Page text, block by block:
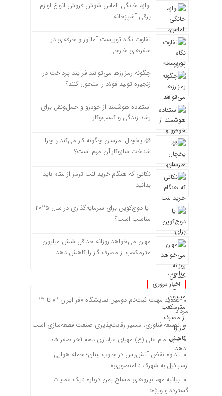
لوازم خانگی الماس شوش فروش انواع لوازم
برقی آشپزخانه
تفاوت نگاه توریست آماتور و حرفه‌ای در
سفرهای خارجی
چگونه رمزارزها می‌توانند فرآیند پرداخت در
زنجیره تولید فولاد را متحول کنند؟
استفاده هوشمند از خودرو و حمل‌ونقل برای
رشد زندگی و کسب‌وکار
🧊 یخچال امرسان چگونه کار می‌کند و چرا
شناخت سازوکار آن مهم است؟
نکاتی که هنگام خرید لنت ترمز از لنتام باید
بدانید
آیا دوج‌کوین برای سرمایه‌گذاری در سال ۲۰۲۵
مناسب است؟
مهان می‌خواهد روزانه حداقل شش میلیون
مترمکعب از مصرف گاز را کاهش دهد
اخبار مروری
تمدید مهلت ثبت‌نام دومین نمایشگاه «فر ایران ۲» تا ۳۱
مرداد
توسعه فناوری، مسیر رقابت‌پذیری صنعت قطعه‌سازی است
حرم امام علی (ع) مهیای عزاداری دهه آخر صفر شد
تداوم نقض آتش‌بس در جنوب لبنان؛ حمله هوایی
ارسرائیل به شهرک «المنصوری»
بیانیه مهم نیروهای مسلح یمن درباره «یک عملیات
گسترده و ویژه»